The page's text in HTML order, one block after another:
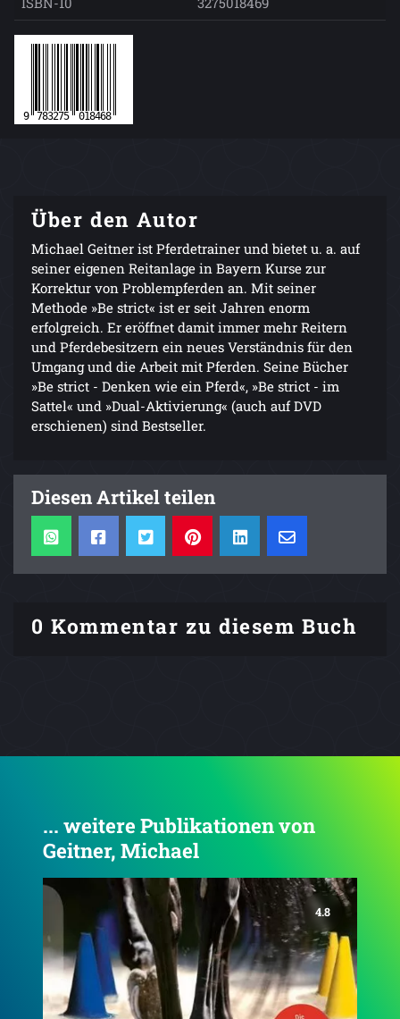
Über den Autor
Michael Geitner ist Pferdetrainer und bietet u. a. auf
seiner eigenen Reitanlage in Bayern Kurse zur
Korrektur von Problempferden an. Mit seiner
Methode »Be strict« ist er seit Jahren enorm
erfolgreich. Er eröffnet damit immer mehr Reitern
und Pferdebesitzern ein neues Verständnis für den
Umgang und die Arbeit mit Pferden. Seine Bücher
»Be strict - Denken wie ein Pferd«, »Be strict - im
Sattel« und »Dual-Aktivierung« (auch auf DVD
erschienen) sind Bestseller.
Diesen Artikel teilen
0 Kommentar zu diesem Buch
... weitere Publikationen von
Geitner, Michael
4.6